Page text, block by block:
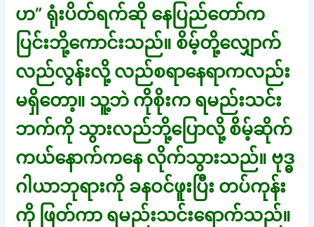
ဟ” ရုံးပိတ်ရက်ဆို နေပြည်တော်က
ပြင်းဘို့ကောင်းသည်။ စိမ့်တို့လျှောက်
လည်လွန်းလို့ လည်စရာနေရာကလည်း
မရှိတော့။ သူ့ဘဲ ကိုစိုးက ရမည်းသင်း
ဘက်ကို သွားလည်ဘို့ပြောလို့ စိမ့်ဆိုက်
ကယ်နောက်ကနေ လိုက်သွားသည်။ ဗုဒ္ဓ
ဂါယာဘုရားကို ခနဝင်ဖူးပြီး တပ်ကုန်း
ကို ဖြတ်ကာ ရမည်းသင်းရောက်သည်။